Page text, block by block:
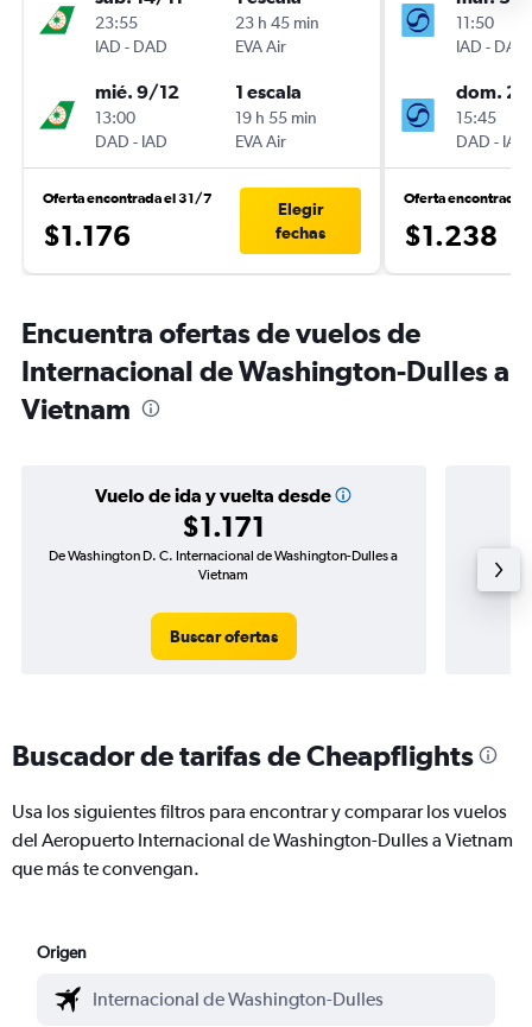
23:55
IAD - DAD
23 h 45 min
EVA Air
mié. 9/12
13:00
DAD - IAD
1 escala
19 h 55 min
EVA Air
Oferta encontrada el 31/7
$1.176
Elegir
fechas
11:50
IAD - DAD
dom.
15:45
DAD - IAD
Oferta encontrada
$1.238
Encuentra ofertas de vuelos de
Internacional de Washington-Dulles a
Vietnam
Vuelo de ida y vuelta desde
$1.171
De Washington D. C. Internacional de Washington-Dulles a
Vietnam
Buscar ofertas
Buscador de tarifas de Cheapflights
Usa los siguientes filtros para encontrar y comparar los vuelos
del Aeropuerto Internacional de Washington-Dulles a Vietnam
que más te convengan.
Origen